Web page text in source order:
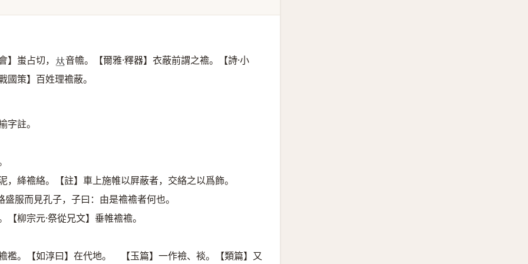
】蚩占切， 𠀤音幨。【爾雅·釋器】衣蔽前謂之襜。【詩·小
國策】百姓理襜蔽。
字註。
絳襜絡。【註】車上施帷以屛蔽者，交絡之以爲飾。
服而見孔子，子曰：由是襜襜者何也。
柳宗元·祭從兄文】垂帷襜襜。
襤。【如淳曰】在代地。 【玉篇】一作襝、裧。【類篇】又